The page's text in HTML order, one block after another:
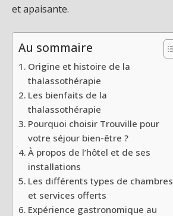
et apaisante.
Au sommaire
Origine et histoire de la
thalassothérapie
Les bienfaits de la
thalassothérapie
Pourquoi choisir Trouville pour
votre séjour bien-être ?
À propos de l’hôtel et de ses
installations
Les différents types de chambres
et services offerts
Expérience gastronomique au